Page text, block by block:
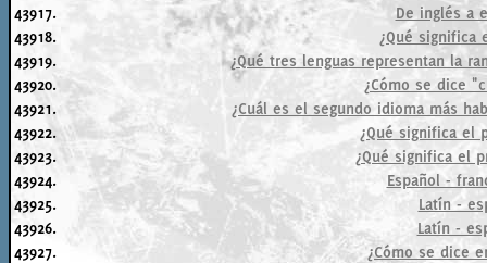
43917.
De inglés a
43918.
¿Qué significa
43919.
¿Qué tres lenguas representan la
43920.
¿Cómo se dice
43921.
¿Cuál es el segundo idioma más
43922.
¿Qué significa el
43923.
¿Qué significa el
43924.
Español -
43925.
Latín -
43926.
Latín -
43927.
¿Cómo se dice